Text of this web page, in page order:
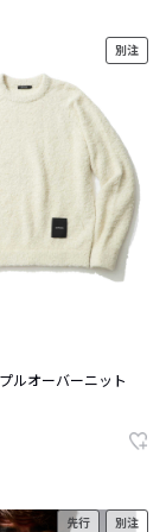
別注
ルオーバーニット
先行 別注